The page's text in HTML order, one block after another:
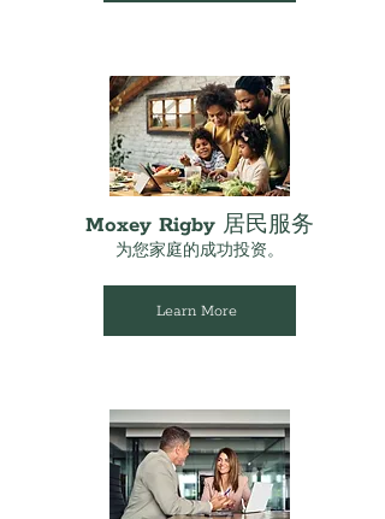
Moxey Rigby 居民服务
为您家庭的成功投资。
Learn More